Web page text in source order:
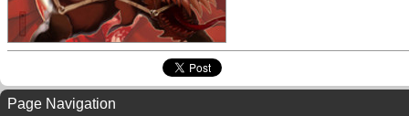
Page Navigation